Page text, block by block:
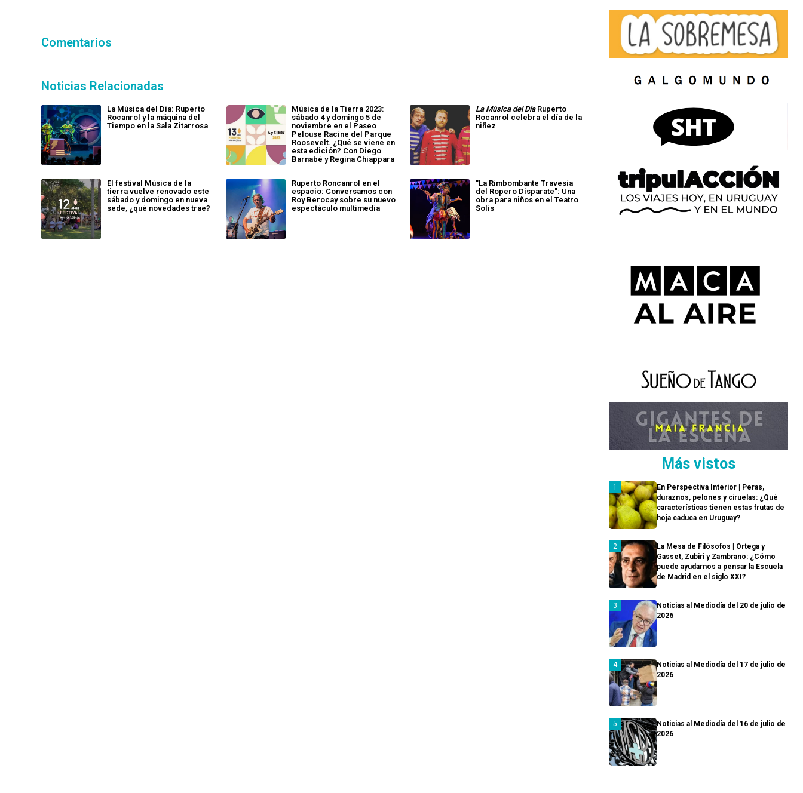
Comentarios
Noticias Relacionadas
La Música del Día: Ruperto
Rocanrol y la máquina del
Tiempo en la Sala Zitarrosa
Música de la Tierra 2023:
sábado 4 y domingo 5 de
noviembre en el Paseo
Pelouse Racine del Parque
Roosevelt. ¿Qué se viene en
esta edición? Con Diego
Barnabé y Regina Chiappara
La Música del DíaRuperto
Rocanrol celebra el día de la
niñez
El festival Música de la
tierra vuelve renovado este
sábado y domingo en nueva
sede, ¿qué novedades trae?
Ruperto Roncanrol en el
espacio: Conversamos con
Roy Berocay sobre su nuevo
espectáculo multimedia
"La Rimbombante Travesía
del Ropero Disparate": Una
obra para niños en el Teatro
Solís
Más vistos
En Perspectiva Interior | Peras,
duraznos, pelones y ciruelas: ¿Qué
características tienen estas frutas de
hoja caduca en Uruguay?
La Mesa de Filósofos | Ortega y
Gasset, Zubiri y Zambrano: ¿Cómo
puede ayudarnos a pensar la Escuela
de Madrid en el siglo XXI?
Noticias al Mediodía del 20 de julio de
2026
Noticias al Mediodía del 17 de julio de
2026
Noticias al Mediodía del 16 de julio de
2026